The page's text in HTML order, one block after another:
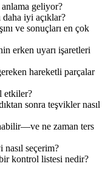
geliyor?
iyi açıklar?
ve sonuçları en çok
erken uyarı işaretleri
hareketli parçalar
etkiler?
sonra teşvikler nasıl
ne zaman ters
nasıl seçerim?
kontrol listesi nedir?